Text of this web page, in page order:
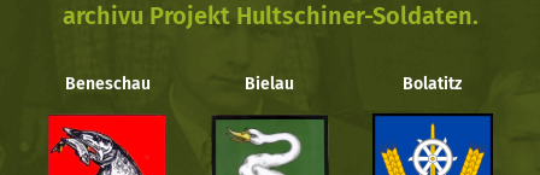
archivu Projekt Hultschiner-Soldaten.
Beneschau Bielau Bolatitz